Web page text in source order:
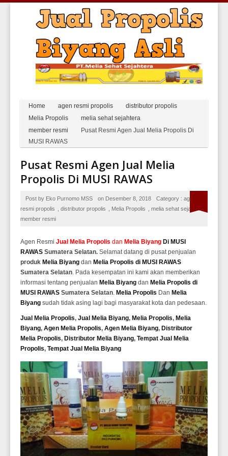
Home agen resmi propolis
distributor propolis
Melia Propolis
melia sehat sejahtera
member resmi
Pusat Resmi Agen Jual Melia Propolis Di
MUSI RAWAS
Pusat Resmi Agen Jual Melia
Propolis Di MUSI RAWAS
Post by Eko Purnomo MSS on Desember 8, 2018 Category : agen
resmi propolis
distributor propolis Melia Propolis melia sehat sejahtera
member resmi
Agen Resmi Jual Melia Propolis dan Melia Biyang Di MUSI
RAWAS Sumatera Selatan. Selamat datang di pusat penjualan
produk Melia Biyang dan Melia Propolis di MUSI RAWAS
Sumatera Selatan. Pada kesempatan ini kami akan memberikan
informasi tentang penjualan Melia Biyang dan Melia Propolis di
MUSI RAWAS Sumatera Selatan. Melia Propolis Dan Melia
Biyang sudah tidak asing lagi bagi masyarakat kota dan pedesaan.
Jual Melia Propolis, Jual Melia Biyang, Melia Propolis, Melia
Biyang, Agen Melia Propolis, Agen Melia Biyang, Distributor
Melia Propolis, Distributor Melia Biyang, Tempat Jual Melia
Propolis, Tempat Jual Melia Biyang